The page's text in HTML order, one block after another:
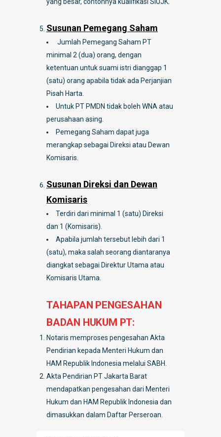
yang besar, contohnya kualifikasi SIUJK.
Susunan Pemegang Saham
Jumlah Pemegang Saham PT
minimal 2 (dua) orang, dengan
ketentuan untuk suami istri dianggap 1
(satu) orang apabila tidak ada Perjanjian
Pisah Harta.
Untuk PT PMDN tidak boleh WNA atau
perusahaan asing.
Pemegang Saham dapat juga
merangkap sebagai Direksi atau Dewan
Komisaris.
Susunan Direksi dan Dewan
Komisaris
Terdiri dari minimal 1 (satu) Direksi
dan 1 (Komisaris).
Apabila jumlah tersebut lebih dari 1
(satu), maka salah seorang diantaranya
diangkat sebagai Direktur Utama atau
Komisaris Utama.
TAHAPAN PENGESAHAN
BADAN HUKUM PT:
Notaris memproses pengesahan Akta
Pendirian kepada Menteri Hukum dan
HAM Republik Indonesia melalui SABH.
Akta Pendirian PT Jakarta Barat
mendapatkan pengesahan dari Menteri
Hukum dan HAM Republik Indonesia dan
dimasukkan dalam Daftar Perseroan.